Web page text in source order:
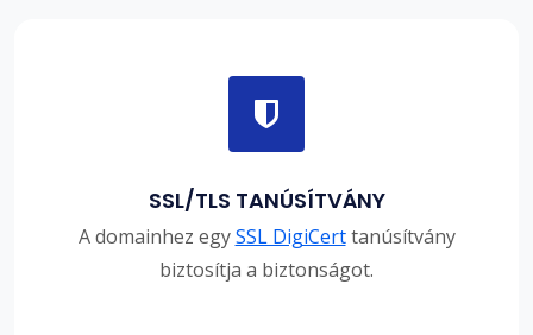
SSL/TLS TANÚSÍTVÁNY
A domainhez egySSL DigiCerttanúsítvány
biztosítja a biztonságot.